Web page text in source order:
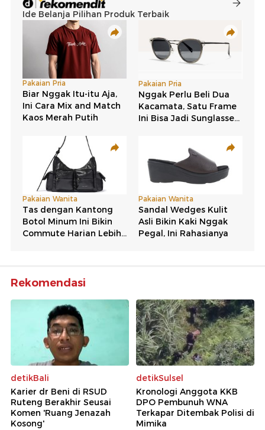
Rekomendasi
detikBali
Karier dr Beni di RSUD
Ruteng Berakhir Seusai
Komen 'Ruang Jenazah
Kosong'
detikSulsel
Kronologi Anggota KKB
DPO Pembunuh WNA
Terkapar Ditembak Polisi di
Mimika